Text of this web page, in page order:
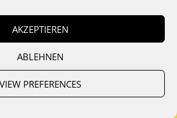
AKZEPTIEREN
ABLEHNEN
VIEW PREFERENCES
Cookies Datenschutz